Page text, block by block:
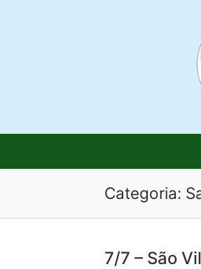
Categoria:
7/7 – São